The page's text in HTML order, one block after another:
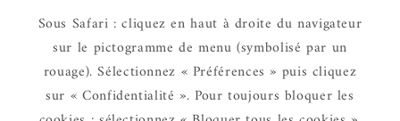
Sous Safari : cliquez en haut à droite du navi­ga­teur
sur le picto­gramme de menu (symbo­lisé par un
rouage). Sélec­tion­nez « Préfé­rences » puis cliquez
sur « Confi­den­tia­lité ». Pour toujours bloquer les